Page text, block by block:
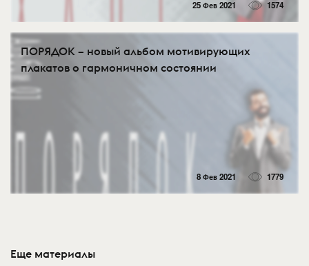
25 Фев 2021 1574
ПОРЯДОК – новый альбом мотивирующих
плакатов о гармоничном состоянии
8 Фев 2021 1779
Еще материалы